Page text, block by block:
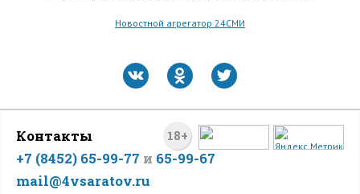
Новостной агрегатор 24СМИ
18+
Контакты
+7 (8452) 65-99-77 и 65-99-67
mail@4vsaratov.ru